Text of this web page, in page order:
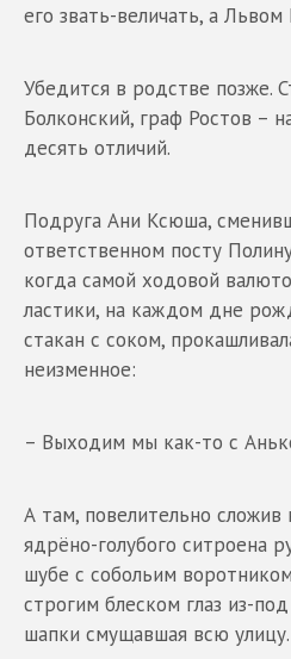
его звать-величать, а
Убедится в родстве позже.
Болконский, граф Ростов –
десять отличий.
Подруга Ани Ксюша,
ответственном посту
когда самой ходовой
ластики, на каждом дне
стакан с соком,
неизменное:
– Выходим мы как-то с
А там, повелительно
ядрёно-голубого ситроена
шубе с собольим
строгим блеском глаз из-
шапки смущавшая всю улицу.